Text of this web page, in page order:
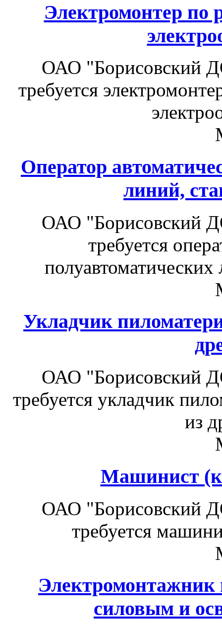
Электромонтер по
ОАО "Борисовский
требуется
Оператор
линий,
ОАО "Борисовский
требуется
Укладчик
ОАО "Борисовский
требуется укладчик
из
Машинист
ОАО "Борисовский
требуется
Электромонтажник
силовым и